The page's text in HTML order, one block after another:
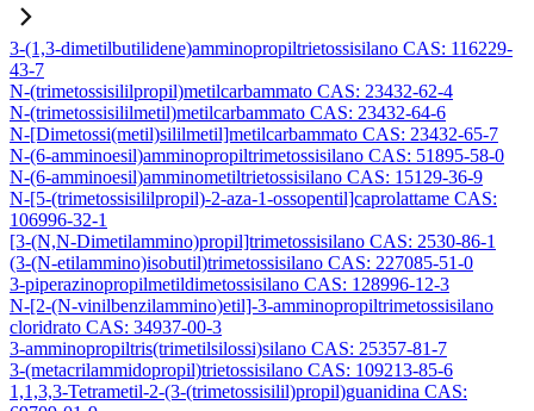
3-(1,3-dimetilbutilidene)amminopropiltrietossisilano CAS: 116229-
43-7
N-(trimetossisililpropil)metilcarbammato CAS: 23432-62-4
N-(trimetossisililmetil)metilcarbammato CAS: 23432-64-6
N-[Dimetossi(metil)sililmetil]metilcarbammato CAS: 23432-65-7
N-(6-amminoesil)amminopropiltrimetossisilano CAS: 51895-58-0
N-(6-amminoesil)amminometiltrietossisilano CAS: 15129-36-9
N-[5-(trimetossisililpropil)-2-aza-1-ossopentil]caprolattame CAS:
106996-32-1
[3-(N,N-Dimetilammino)propil]trimetossisilano CAS: 2530-86-1
(3-(N-etilammino)isobutil)trimetossisilano CAS: 227085-51-0
3-piperazinopropilmetildimetossisilano CAS: 128996-12-3
N-[2-(N-vinilbenzilammino)etil]-3-amminopropiltrimetossisilano
cloridrato CAS: 34937-00-3
3-amminopropiltris(trimetilsilossi)silano CAS: 25357-81-7
3-(metacrilammidopropil)trietossisilano CAS: 109213-85-6
1,1,3,3-Tetrametil-2-(3-(trimetossisilil)propil)guanidina CAS: